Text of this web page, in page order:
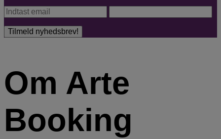
Om Arte
Booking